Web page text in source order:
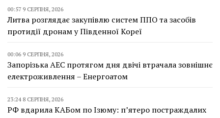
00:57 9 СЕРПНЯ, 2026
Литва розглядає закупівлю систем ППО та засобів
протидії дронам у Південної Кореї
00:06 9 СЕРПНЯ, 2026
Запорізька АЕС протягом дня двічі втрачала зовнішнє
електроживлення – Енергоатом
23:24 8 СЕРПНЯ, 2026
РФ вдарила КАБом по Ізюму: п’ятеро постраждалих